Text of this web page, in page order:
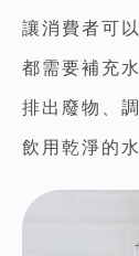
讓消費者可
都需要補充
排出廢物、
飲用乾淨的